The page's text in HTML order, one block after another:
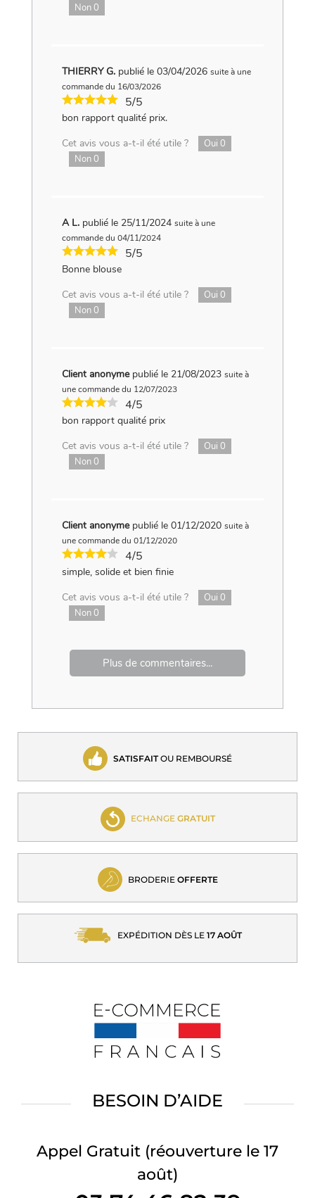
Non0
THIERRY G. publié le 03/04/2026 suite à une
commande du 16/03/2026
5/5
bon rapport qualité prix.
Cet avis vous a-t-il été utile ?
Oui 0
Non0
A L. publié le 25/11/2024 suite à une
commande du 04/11/2024
5/5
Bonne blouse
Cet avis vous a-t-il été utile ?
Oui 0
Non0
Client anonyme publié le 21/08/2023 suite à
une commande du 12/07/2023
4/5
bon rapport qualité prix
Cet avis vous a-t-il été utile ?
Oui 0
Non0
Client anonyme publié le 01/12/2020 suite à
une commande du 01/12/2020
4/5
simple, solide et bien finie
Cet avis vous a-t-il été utile ?
Oui 0
Non0
Plus de commentaires...
SATISFAITOU REMBOURSÉ
ECHANGE GRATUIT
BRODERIE OFFERTE
EXPÉDITION DÈS LE 17 AOÛT
BESOIN D’AIDE
Appel Gratuit (réouverture le 17
août)